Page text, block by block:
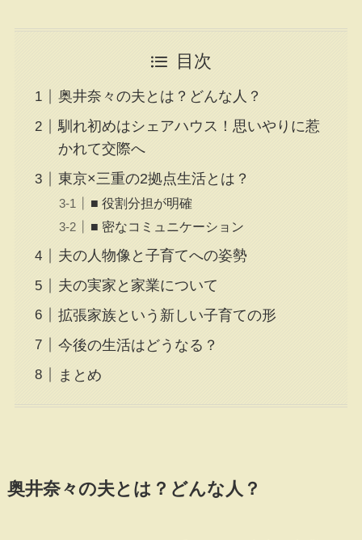
目次
奥井奈々の夫とは？どんな人？
馴れ初めはシェアハウス！思いやりに惹
かれて交際へ
東京×三重の2拠点生活とは？
■ 役割分担が明確
■ 密なコミュニケーション
夫の人物像と子育てへの姿勢
夫の実家と家業について
拡張家族という新しい子育ての形
今後の生活はどうなる？
まとめ
奥井奈々の夫とは？どんな人？